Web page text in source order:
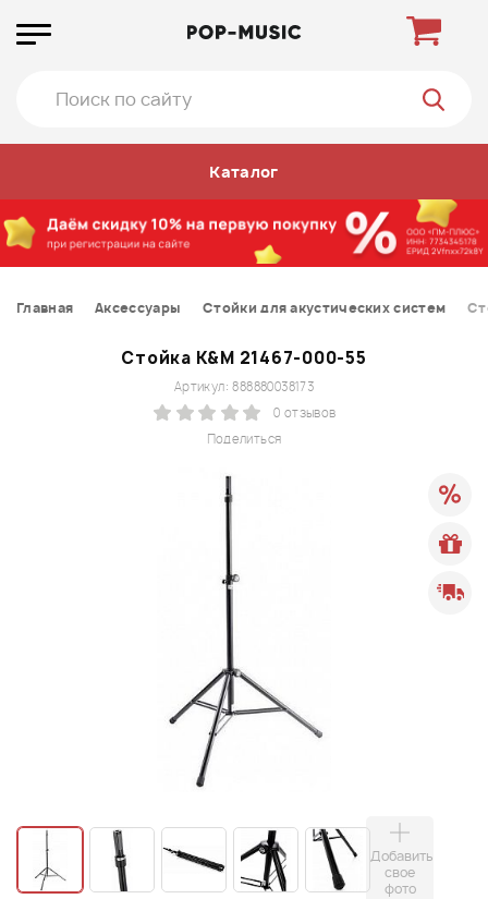
Каталог
Главная Аксессуары Стойки для акустических систем
Стойка K&M 21467-000-55
Поделиться
Артикул: 888880038173
0 отзывов
Добавить
свое
фото